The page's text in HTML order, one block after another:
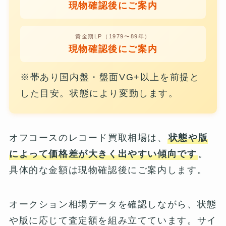
現物確認後にご案内
黄金期LP（1979〜89年）
現物確認後にご案内
※帯あり国内盤・盤面VG+以上を前提と
した目安。状態により変動します。
オフコースのレコード買取相場は、 状態や版
によって価格差が大きく出やすい傾向です。
具体的な金額は現物確認後にご案内します。
オークション相場データを確認しながら、状態
や版に応じて査定額を組み立てています。サイ